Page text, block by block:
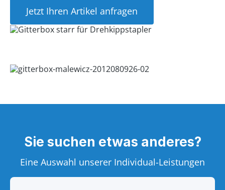
Jetzt Ihren Artikel anfragen
Sie suchen etwas anderes?
Eine Auswahl unserer Individual-Leistungen